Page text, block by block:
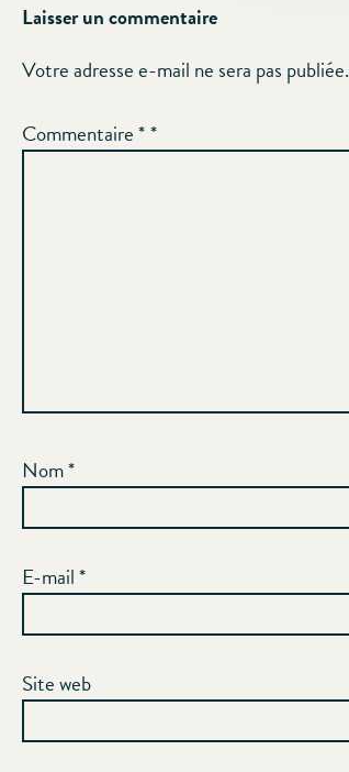
Laisser un commentaire
Votre adresse e-mail ne sera pas publiée.
Commentaire*
Nom*
E-mail*
Site web